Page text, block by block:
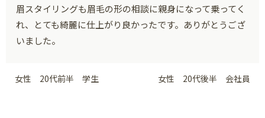
眉スタイリングも眉毛の形の相談に親身になって乗ってく
れ、とても綺麗に仕上がり良かったです。ありがとうござ
いました。
女性 20代前半 学生 女性 20代後半 会社員